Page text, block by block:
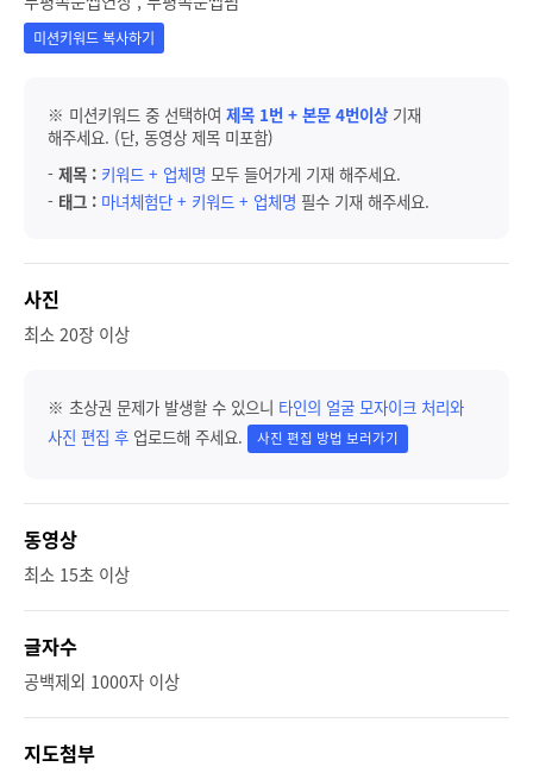
미션키워드 복사하기
※ 미션키워드 중 선택하여 제목 1번 + 본문 4번이상 기재
해주세요. (단, 동영상 제목 미포함)
- 제목 : 키워드 + 업체명 모두 들어가게 기재 해주세요.
- 태그 : 마녀체험단 + 키워드 + 업체명 필수 기재 해주세요.
사진
최소 20장 이상
※ 초상권 문제가 발생할 수 있으니 타인의 얼굴 모자이크 처리와
사진 편집 후 업로드해 주세요. 사진 편집 방법 보러가기
동영상
최소 15초 이상
글자수
공백제외 1000자 이상
지도첨부